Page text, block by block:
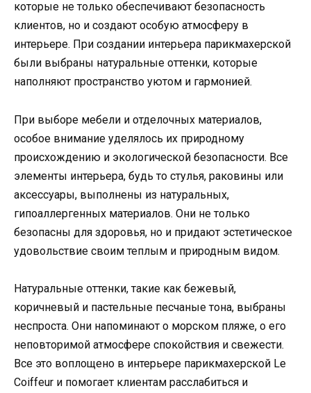
которые не только обеспечивают безопасность
клиентов, но и создают особую атмосферу в
интерьере. При создании интерьера парикмахерской
были выбраны натуральные оттенки, которые
наполняют пространство уютом и гармонией.
При выборе мебели и отделочных материалов,
особое внимание уделялось их природному
происхождению и экологической безопасности. Все
элементы интерьера, будь то стулья, раковины или
аксессуары, выполнены из натуральных,
гипоаллергенных материалов. Они не только
безопасны для здоровья, но и придают эстетическое
удовольствие своим теплым и природным видом.
Натуральные оттенки, такие как бежевый,
коричневый и пастельные песчаные тона, выбраны
неспроста. Они напоминают о морском пляже, о его
неповторимой атмосфере спокойствия и свежести.
Все это воплощено в интерьере парикмахерской Le
Coiffeur и помогает клиентам расслабиться и